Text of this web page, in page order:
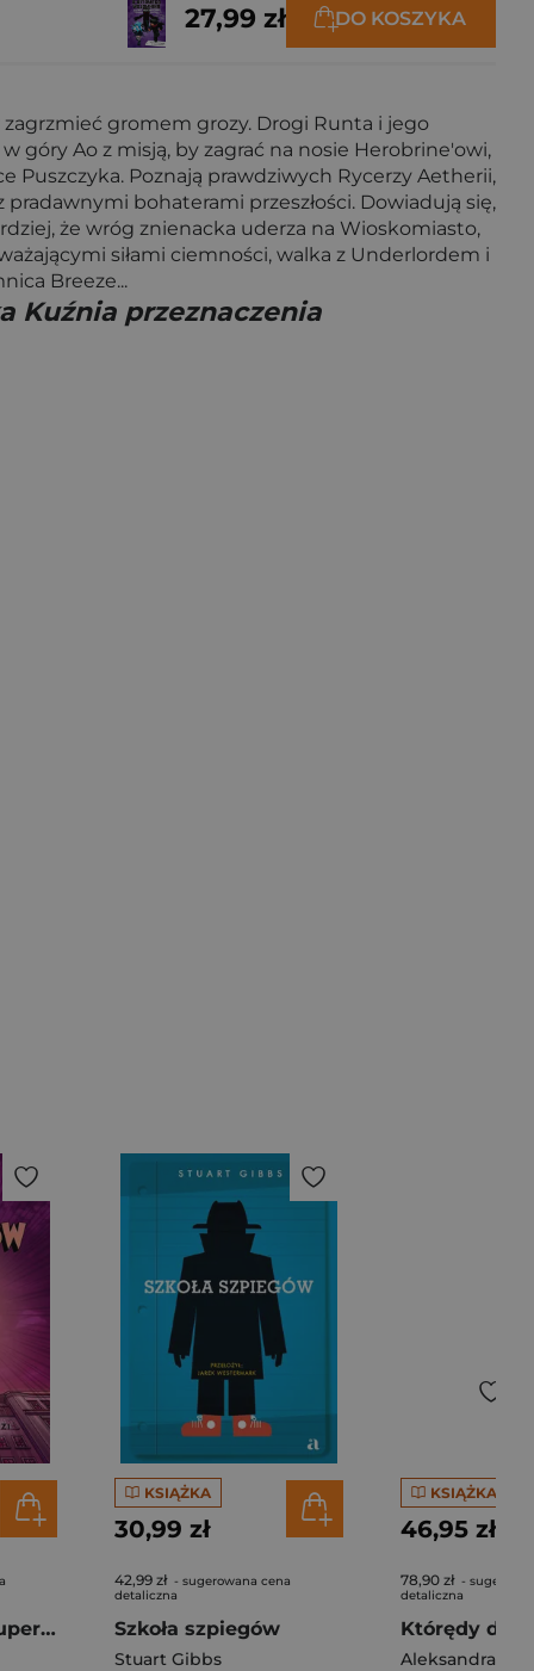
27,99 zł DO KOSZYKA
gromem grozy. Drogi Runta i jego
góry Ao z misją, by zagrać na nosie Herobrine'owi,
Puszczyka. Poznają prawdziwych Rycerzy Aetherii,
bohaterami przeszłości. Dowiadują się,
że wróg znienacka uderza na Wioskomiasto,
siłami ciemności, walka z Underlordem i
Breeze...
Kuźnia przeznaczenia
Podręcznik dla superbohaterów Część 4 Wilk nadchodzi
KSIĄŻKA
30,99 zł
42,99 zł - sugerowana cena
detaliczna
Szkoła szpiegów
Stuart Gibbs
KSIĄŻKA
46,95 zł
78,90 zł -
detaliczna
Aleksandra